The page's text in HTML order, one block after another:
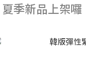
夏季新品上架囉